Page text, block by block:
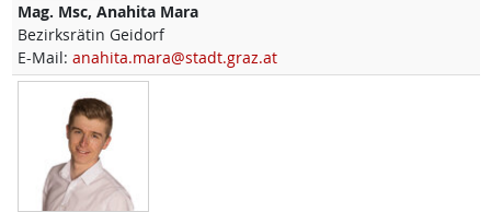
Mag. Msc, Anahita Mara
Bezirksrätin Geidorf
E-Mail: anahita.mara@stadt.graz.at